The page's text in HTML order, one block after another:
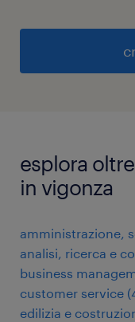
esplora
in vigonza
amministrazione,
analisi, ricerca e
business
customer service (
edilizia e